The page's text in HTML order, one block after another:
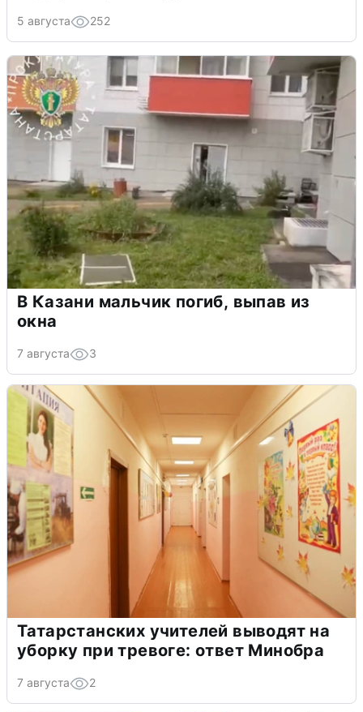
5 августа 252
В Казани мальчик погиб, выпав из
окна
7 августа 3
Татарстанских учителей выводят на
уборку при тревоге: ответ Минобра
7 августа 2